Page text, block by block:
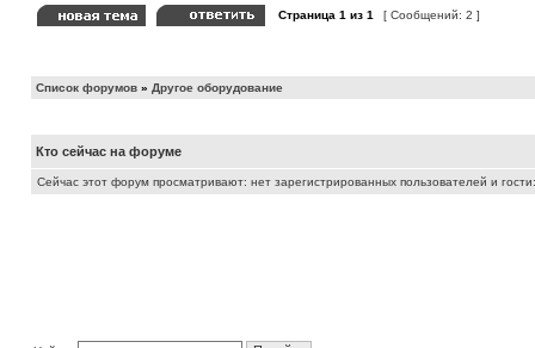
Страница 1 из 1 [ Сообщений: 2 ]
Список форумов » Другое оборудование
Кто сейчас на форуме
Сейчас этот форум просматривают: нет зарегистрированных пользователей и